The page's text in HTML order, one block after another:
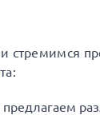
стремимся